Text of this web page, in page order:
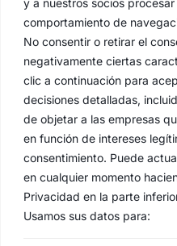
comportamiento de
No consentir o retirar el
negativamente ciertas
clic a continuación para
decisiones detalladas,
de objetar a las empresas
en función de intereses
consentimiento. Puede
en cualquier momento
Privacidad en la parte
Usamos sus datos para: